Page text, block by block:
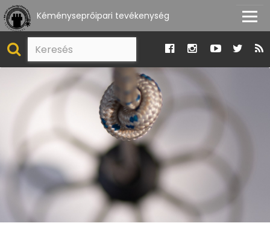
Kéményseprőipari tevékenység